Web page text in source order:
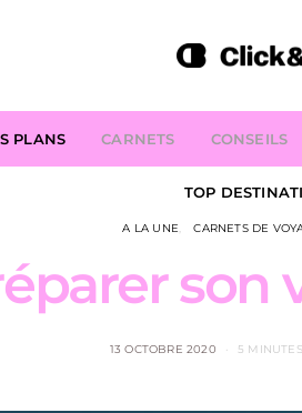
PLANS CARNETS CONSEILS
TOP
A LA UNE CARNETS DE
son
13 OCTOBRE 2020 5